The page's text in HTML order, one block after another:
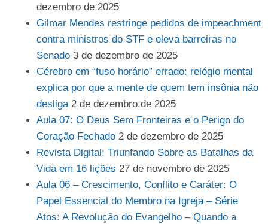
dezembro de 2025
Gilmar Mendes restringe pedidos de impeachment
contra ministros do STF e eleva barreiras no
Senado 3 de dezembro de 2025
Cérebro em “fuso horário” errado: relógio mental
explica por que a mente de quem tem insônia não
desliga 2 de dezembro de 2025
Aula 07: O Deus Sem Fronteiras e o Perigo do
Coração Fechado 2 de dezembro de 2025
Revista Digital: Triunfando Sobre as Batalhas da
Vida em 16 lições 27 de novembro de 2025
Aula 06 – Crescimento, Conflito e Caráter: O
Papel Essencial do Membro na Igreja – Série
Atos: A Revolução do Evangelho – Quando a